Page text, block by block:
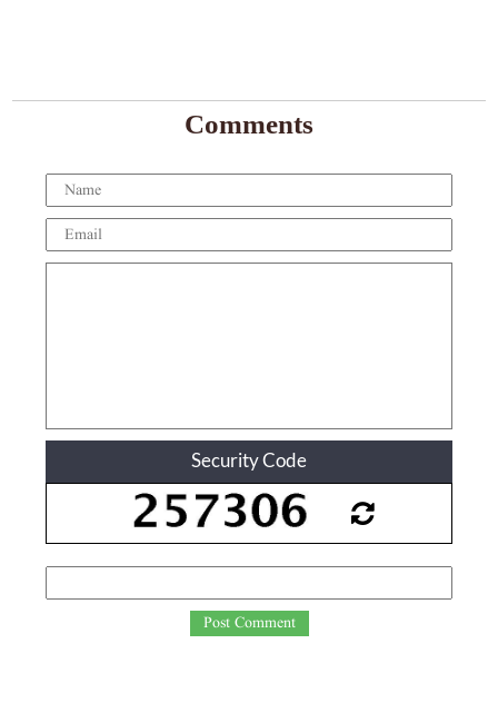
Comments
Security Code
Post Comment